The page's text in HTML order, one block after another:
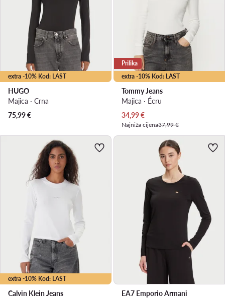
extra -10% Kod: LAST
HUGO
Majica · Crna
75,99€
extra -10% Kod: LAST
Prilika
Tommy Jeans
Majica · Écru
Trenutna cijena
34,99€
Najniža cijena37,99 €
extra -10% Kod: LAST
Calvin Klein Jeans
EA7 Emporio Armani